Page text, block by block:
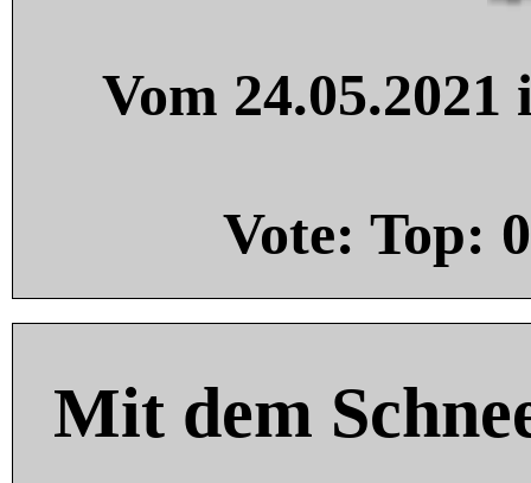
Vom
Vote: Top: 0
Mit dem